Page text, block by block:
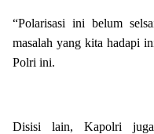
“Polarisasi ini belum
masalah yang kita hadapi
Polri ini.
Disisi lain, Kapolri